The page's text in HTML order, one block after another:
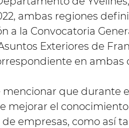
ambas regiones
a la Convocatoria
Exteriores de
en ambas
que durante
mejorar el
empresas, como así